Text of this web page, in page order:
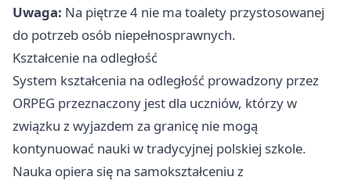
Uwaga: Na piętrze 4 nie ma toalety przystosowanej
do potrzeb osób niepełnosprawnych.
Kształcenie na odległość
System kształcenia na odległość prowadzony przez
ORPEG przeznaczony jest dla uczniów, którzy w
związku z wyjazdem za granicę nie mogą
kontynuować nauki w tradycyjnej polskiej szkole.
Nauka opiera się na samokształceniu z